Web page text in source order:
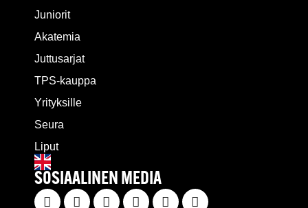
Juniorit
Akatemia
Juttusarjat
TPS-kauppa
Yrityksille
Seura
Liput
SOSIAALINEN MEDIA